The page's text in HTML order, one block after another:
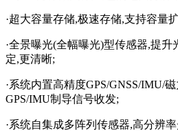
·超大容量存储,极速存储,支持容量
·全景曝光(全幅曝光)型传感器,提
定,更清晰;
·系统内置高精度GPS/GNSS/IMU/
GPS/IMU制导信号收发;
·系统自集成多阵列传感器,高分辨